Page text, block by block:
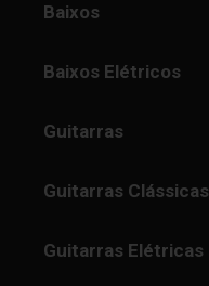
Baixos
Baixos Elétricos
Guitarras
Guitarras Clássicas
Guitarras Elétricas